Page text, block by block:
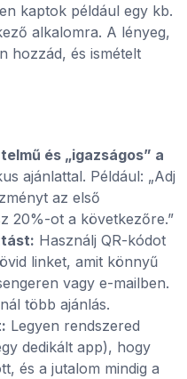
kaptok például egy kb.
alkalomra. A lényeg,
hozzád, és ismételt
és „igazságos” a
ajánlattal. Például: „Adj
az első
20%-ot a következőre.”
Használj QR-kódot
linket, amit könnyű
vagy e-mailben.
több ajánlás.
Legyen rendszered
dedikált app), hogy
és a jutalom mindig a